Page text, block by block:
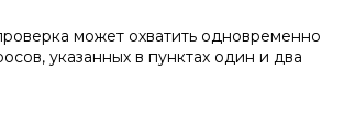
может охватить одновременно
указанных в пунктах один и два